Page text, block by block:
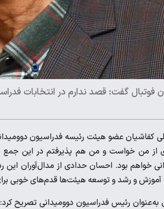
گفت: قصد ندارم در انتخابات
کفاشیان عضو هیئت رئیسه فدراسیون
از من خواست و من هم پذیرفتم در این جمع
خواهم بود. احسان حدادی از مدال‌آوران
و رشد و توسعه هیئت‌ها قدم‌های خوبی برای
به‌عنوان رئیس فدراسیون دوومیدانی تصریح